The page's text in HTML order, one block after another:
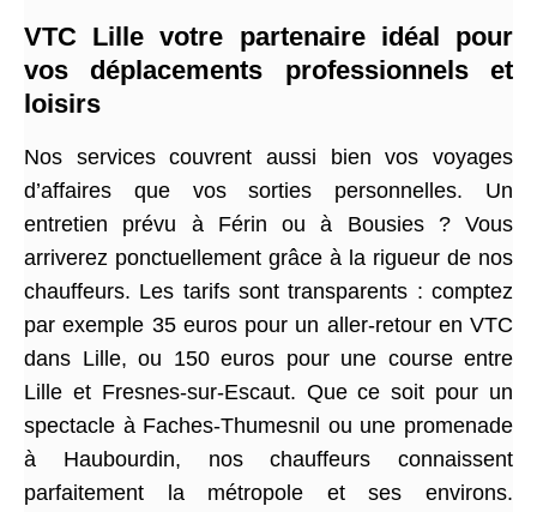
VTC Lille votre partenaire idéal pour
vos déplacements professionnels et
loisirs
Nos services couvrent aussi bien vos voyages
d’affaires que vos sorties personnelles. Un
entretien prévu à Férin ou à Bousies ? Vous
arriverez ponctuellement grâce à la rigueur de nos
chauffeurs. Les tarifs sont transparents : comptez
par exemple 35 euros pour un aller-retour en VTC
dans Lille, ou 150 euros pour une course entre
Lille et Fresnes-sur-Escaut. Que ce soit pour un
spectacle à Faches-Thumesnil ou une promenade
à Haubourdin, nos chauffeurs connaissent
parfaitement la métropole et ses environs.